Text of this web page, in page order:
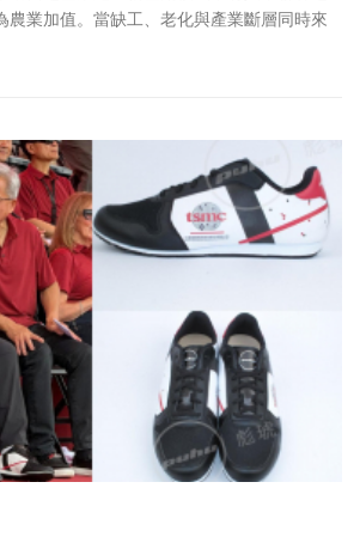
農業加值。當缺工、老化與產業斷層同時來
，正試著把理想轉譯成一套能走得下去的商